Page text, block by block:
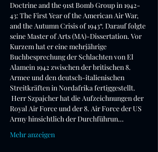
Doctrine and the 91st Bomb Group in 1942-
43: The First Year of the American Air War,
and the Autumn Crisis of 1943“. Darauf folgte
seine Master of Arts (MA)-Dissertation. Vor
Kurzem hat er eine mehrjährige
Buchbesprechung der Schlachten von El
Alamein 1942 zwischen der britischen 8.
Armee und den deutsch-italienischen
Streitkräften in Nordafrika fertiggestellt.
Royal Air Force und der 8. Air Force der US
Army hinsichtlich der Durchführun…
Mehr anzeigen